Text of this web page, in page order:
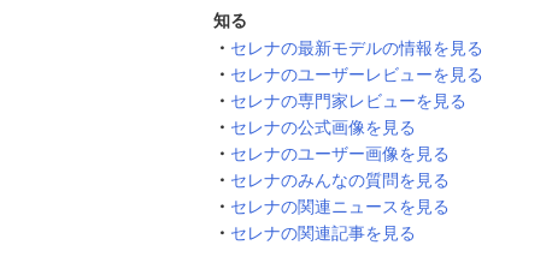
知る
セレナの最新モデルの情報を見る
セレナのユーザーレビューを見る
セレナの専門家レビューを見る
セレナの公式画像を見る
セレナのユーザー画像を見る
セレナのみんなの質問を見る
セレナの関連ニュースを見る
セレナの関連記事を見る